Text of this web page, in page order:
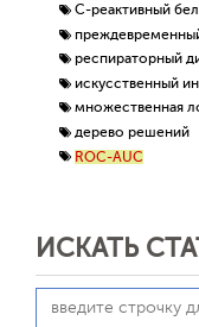
С-реактивный
респираторный
искусственный
множественная
дерево решений
ROC-AUC
ИСКАТЬ